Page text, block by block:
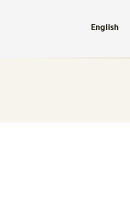
English